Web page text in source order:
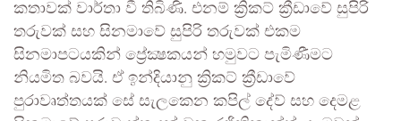
කතාවක් වාර්තා වී තිබිණි. එනම් ක්‍රිකට් ක්‍රීඩාවේ සුපිරි
තරුවක් සහ සිනමාවේ සුපිරි තරුවක් එකම
සිනමාපටයකින් ප්‍රේක්‍ෂකයන් හමුවට පැමිණීමට
නියමිත බවයි. ඒ ඉන්දියානු ක්‍රිකට් ක්‍රීඩාවේ
පුරාවෘත්තයක් සේ සැලකෙන කපිල් දේව් සහ දෙමළ